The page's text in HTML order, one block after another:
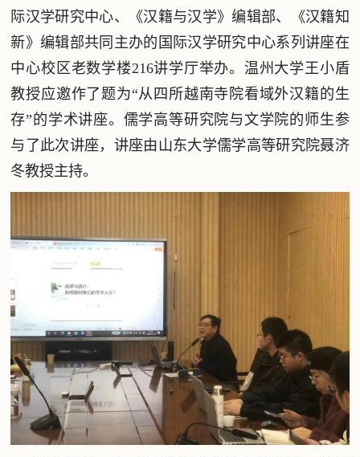
际汉学研究中心、《汉籍与汉学》编辑部、《汉籍知
新》编辑部共同主办的国际汉学研究中心系列讲座在
中心校区老数学楼216讲学厅举办。温州大学王小盾
教授应邀作了题为“从四所越南寺院看域外汉籍的生
存”的学术讲座。儒学高等研究院与文学院的师生参
与了此次讲座，讲座由山东大学儒学高等研究院聂济
冬教授主持。